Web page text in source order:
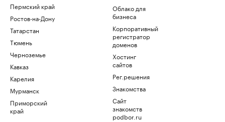
Пермский край
Ростов-на-Дону
Татарстан
Тюмень
Черноземье
Кавказ
Карелия
Мурманск
Приморский
край
Облако для
бизнеса
Корпоративный
регистратор
доменов
Хостинг
сайтов
Рег.решения
Знакомства
Сайт
знакомств
podbor.ru